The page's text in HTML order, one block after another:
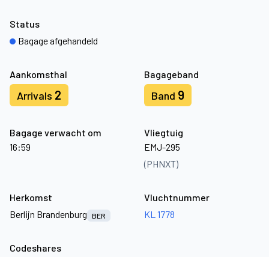
Aankomsthal
Arrivals 2
Bagageband
Band 9
Bagage verwacht om
16:59
Vliegtuig
EMJ-295
(PHNXT)
Status
Bagage afgehandeld
Herkomst
Berlijn Brandenburg
BER
Vluchtnummer
KL 1778
Codeshares